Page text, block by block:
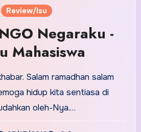
Review/Isu
Negaraku -
Mahasiswa
Salam ramadhan salam
hidup kita sentiasa di
oleh-Nya.…